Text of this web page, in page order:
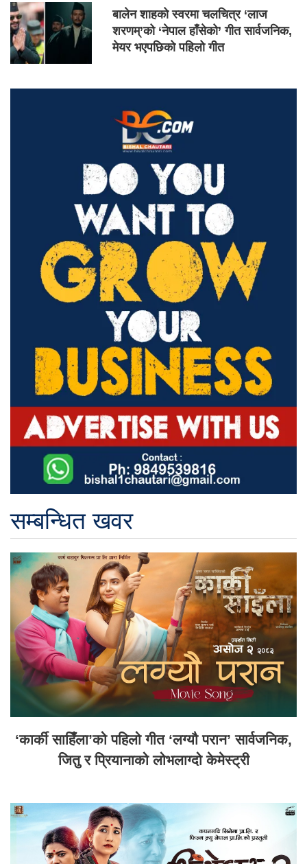
बालेन शाहको स्वरमा चलचित्र ‘लाज
शरणम्’को ‘नेपाल हाँसेको’ गीत सार्वजनिक,
मेयर भएपछिको पहिलो गीत
सम्बन्धित खवर
‘कार्की साहिँला’को पहिलो गीत ‘लग्यौ परान’ सार्वजनिक,
जितु र प्रियानाको लोभलाग्दो केमेस्ट्री